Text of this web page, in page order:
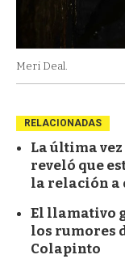
Meri Deal.
RELACIONADAS
La última
reveló que
la relación a
El llamativo
los rumores
Colapinto